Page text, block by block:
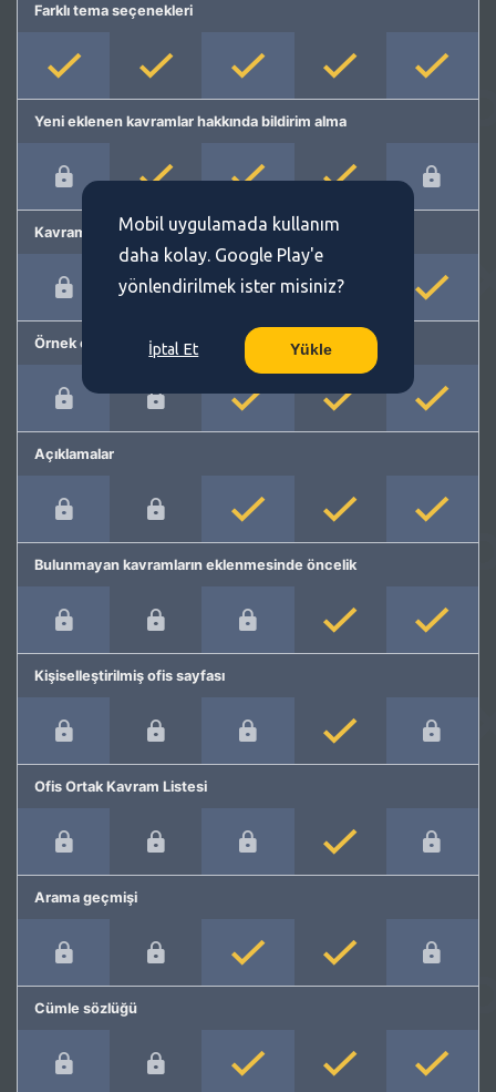
Farklı tema seçenekleri
Yeni eklenen kavramlar hakkında bildirim alma
Kavram önerme
Örnek cümleler
Açıklamalar
Bulunmayan kavramların eklenmesinde öncelik
Kişiselleştirilmiş ofis sayfası
Ofis Ortak Kavram Listesi
Arama geçmişi
Cümle sözlüğü
Mobil uygulamada kullanım
daha kolay. Google Play'e
yönlendirilmek ister misiniz?
İptal Et Yükle